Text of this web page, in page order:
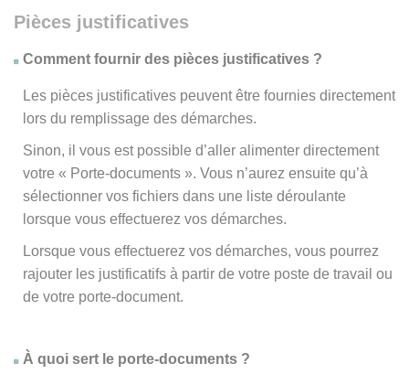
Pièces justificatives
Comment fournir des pièces justificatives ?
Les pièces justificatives peuvent être fournies directement
lors du remplissage des démarches.
Sinon, il vous est possible d’aller alimenter directement
votre « Porte-documents ». Vous n’aurez ensuite qu’à
sélectionner vos fichiers dans une liste déroulante
lorsque vous effectuerez vos démarches.
Lorsque vous effectuerez vos démarches, vous pourrez
rajouter les justificatifs à partir de votre poste de travail ou
de votre porte-document.
À quoi sert le porte-documents ?